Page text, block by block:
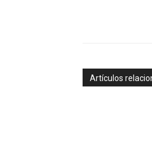
Artículos